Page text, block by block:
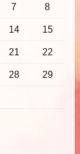
7 8
14 15
21 22
28 29